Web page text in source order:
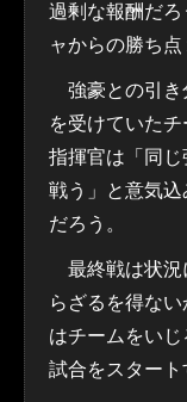
過剰な報酬だ
ャからの勝ち点
強豪との引き
を受けていたチ
指揮官は「同
戦う」と意気
だろう。
最終戦は状況
らざるを得な
はチームをい
試合をスタート